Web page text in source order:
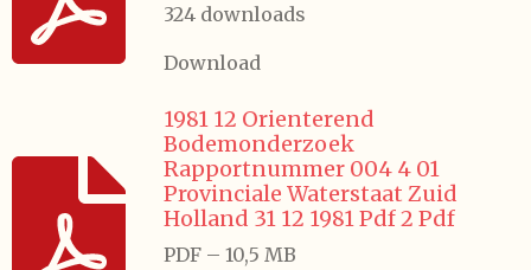
324 downloads
Download
1981 12 Orienterend
Bodemonderzoek
Rapportnummer 004 4 01
Provinciale Waterstaat Zuid
Holland 31 12 1981 Pdf 2 Pdf
PDF – 10,5 MB